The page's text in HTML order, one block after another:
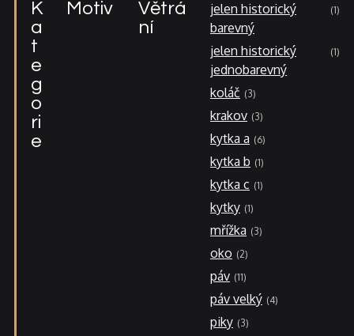
K
a
t
e
g
o
ri
e
Motiv
Větrá
ní
jelen historický
barevný
1
jelen historický
jednobarevný
1
koláč 3
krakov 3
kytka a 6
kytka b 1
kytka c 1
kytky 1
mřížka 3
oko 2
páv 11
páv velký 4
piky 3